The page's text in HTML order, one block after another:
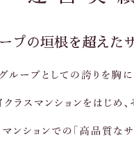
プの垣根を超えた